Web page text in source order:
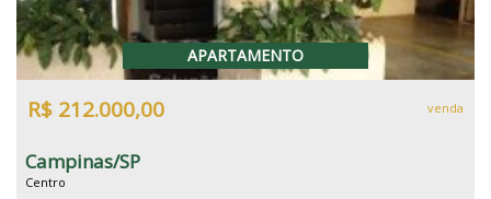
APARTAMENTO
R$ 212.000,00 venda
Campinas/SP
Centro